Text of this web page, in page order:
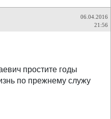
06.04.2016
21:56
простите годы
по прежнему служу